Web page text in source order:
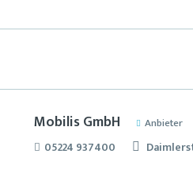
Mobilis GmbH Anbieter
05224 937400